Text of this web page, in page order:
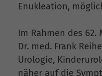
Enukleation,
Im Rahmen des 62.
Dr. med. Frank
Urologie,
näher auf die